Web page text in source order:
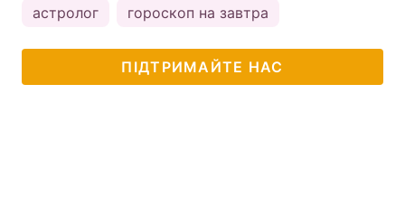
астролог гороскоп на завтра
ПІДТРИМАЙТЕ НАС